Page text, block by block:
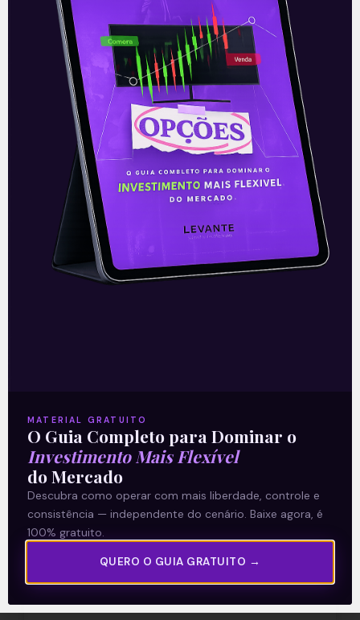
Resultados da Log CP (LOGG3)
do 4T21
A Log Commercial Properties (LOGG3),
uma das maiores desenvolvedoras e
locadoras de galpões logísticos classe A
do Brasil, divulgou seus resultados
referentes ao 4T21. A
E EU COM ISSO
MATERIAL GRATUITO
O Guia Completo para Dominar o
Investimento Mais Flexível
do Mercado
Descubra como operar com mais liberdade, controle e
consistência — independente do cenário. Baixe agora, é
100% gratuito.
QUERO O GUIA GRATUITO →